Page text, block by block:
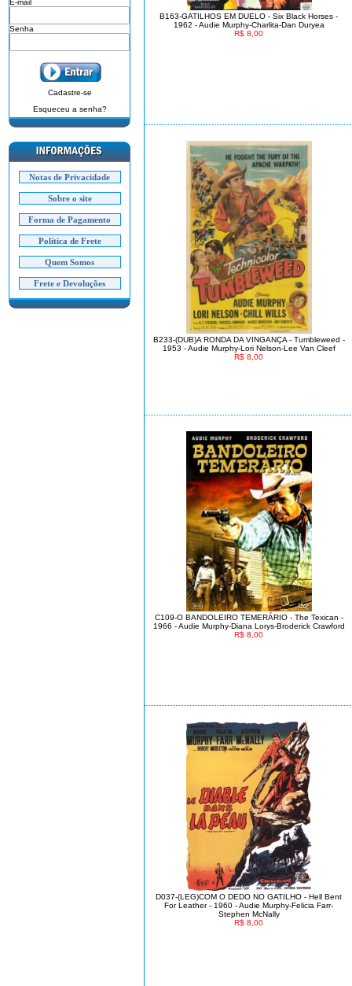
E-mail
Senha
Cadastre-se
Esqueceu a senha?
Notas de Privacidade
Sobre o site
Forma de Pagamento
Política de Frete
Quem Somos
Frete e Devoluções
B163-GATILHOS EM DUELO - Six Black Horses -
1962 - Audie Murphy-Charlita-Dan Duryea
R$ 8,00
B233-(DUB)A RONDA DA VINGANÇA - Tumbleweed -
1953 - Audie Murphy-Lori Nelson-Lee Van Cleef
R$ 8,00
C109-O BANDOLEIRO TEMERÁRIO - The Texican -
1966 - Audie Murphy-Diana Lorys-Broderick Crawford
R$ 8,00
D037-(LEG)COM O DEDO NO GATILHO - Hell Bent
For Leather - 1960 - Audie Murphy-Felicia Farr-
Stephen McNally
R$ 8,00